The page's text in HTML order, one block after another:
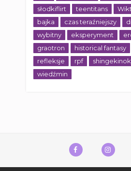
słodkiflirt
teentitans
bajka
czas teraźniejszy
wybitny
eksperyment
graotron
historical fantasy
refleksje
rpf
wiedźmin